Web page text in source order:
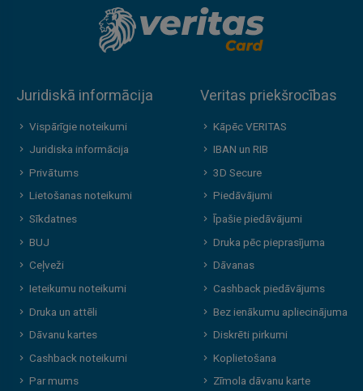
Juridiskā informācija
Vispārīgie noteikumi
Juridiska informācija
Privātums
Lietošanas noteikumi
Sīkdatnes
BUJ
Ceļveži
Ieteikumu noteikumi
Druka un attēli
Dāvanu kartes
Cashback noteikumi
Par mums
Veritas priekšrocības
Kāpēc VERITAS
IBAN un RIB
3D Secure
Piedāvājumi
Īpašie piedāvājumi
Druka pēc pieprasījuma
Dāvanas
Cashback piedāvājums
Bez ienākumu apliecinājuma
Diskrēti pirkumi
Koplietošana
Zīmola dāvanu karte